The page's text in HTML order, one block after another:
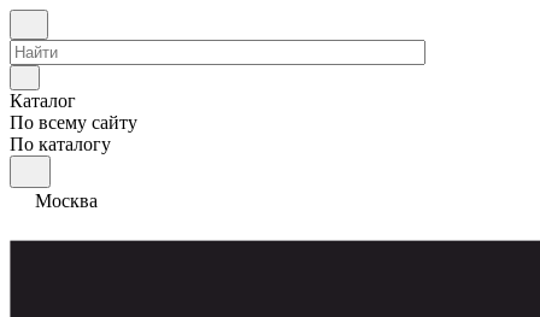
Каталог
По всему сайту
По каталогу
Москва